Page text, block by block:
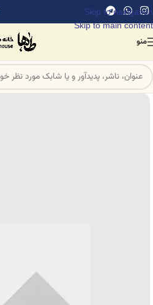
Skip to navigation
Skip to main content
منو